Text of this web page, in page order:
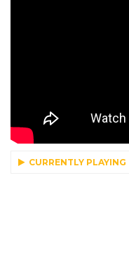
CURRENTLY PLAYING